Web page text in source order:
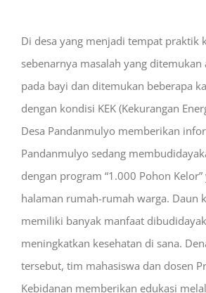
Di desa yang menjadi tempat praktik
sebenarnya masalah yang
pada bayi dan ditemukan beberapa
dengan kondisi KEK (Kekurangan
Desa Pandanmulyo memberikan
Pandanmulyo sedang
dengan program “1.000 Pohon
halaman rumah-rumah warga. Daun
memiliki banyak manfaat
meningkatkan kesehatan di sana.
tersebut, tim mahasiswa dan dosen
Kebidanan memberikan edukasi